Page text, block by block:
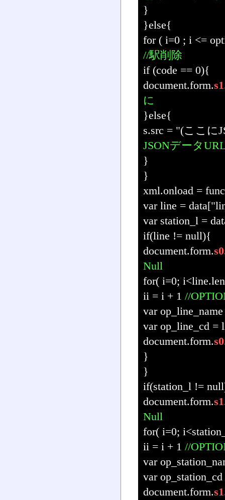
}
}else{
for ( i=0 ; i <=
//駅削除
if (code == 0){
document.form.s1
に
}else{
s.src = "(ここに
JSONデータ
}
}
xml.onload =
var line =
var station_l =
if(line != null){
document.form.s0
Null
for( i=0;
ii = i + 1 //
var
var op_line_cd =
document.form.s0
}
}
if(station_l !=
document.form.s1
Null
for( i=0;
ii = i + 1 //
var
var
document.form.s1